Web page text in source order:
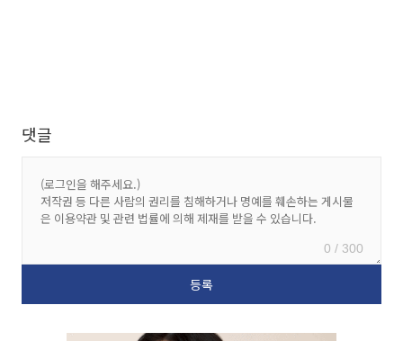
댓글
0 / 300